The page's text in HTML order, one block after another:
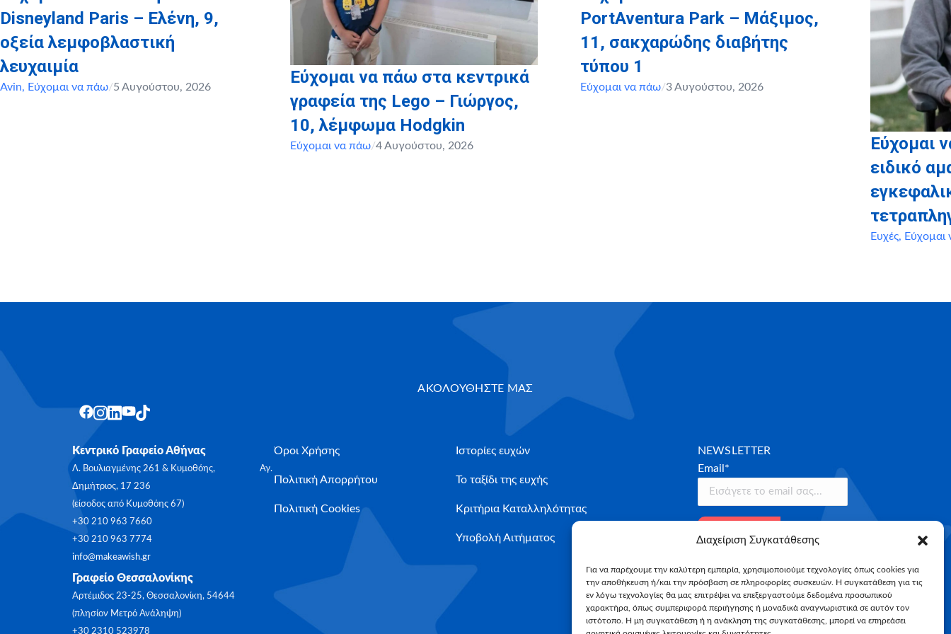
Διαχείριση Συγκατάθεσης
Για να παρέχουμε την καλύτερη εμπειρία, χρησιμοποιούμε τεχνολογίες όπως cookies για
την αποθήκευση ή/και την πρόσβαση σε πληροφορίες συσκευών. Η συγκατάθεση για τις
εν λόγω τεχνολογίες θα μας επιτρέψει να επεξεργαστούμε δεδομένα προσωπικού
χαρακτήρα, όπως συμπεριφορά περιήγησης ή μοναδικά αναγνωριστικά σε αυτόν τον
ιστότοπο. Η μη συγκατάθεση ή η ανάκληση της συγκατάθεσης, μπορεί να επηρεάσει
Disneyland Paris – Ελένη, 9,
οξεία λεμφοβλαστική
λευχαιμία
Avin, Εύχομαι να πάω/5 Αυγούστου, 2026
Εύχομαι να πάω στα κεντρικά
γραφεία της Lego – Γιώργος,
10, λέμφωμα Hodgkin
Εύχομαι να πάω/4 Αυγούστου, 2026
PortAventura Park – Μάξιμος,
11, σακχαρώδης διαβήτης
τύπου 1
Εύχομαι να πάω/3 Αυγούστου, 2026
Εύχομαι
ειδικό
Ευχές,
ΑΚΟΛΟΥΘΗΣΤΕ ΜΑΣ
Κεντρικό Γραφείο Αθήνας
Λ. Βουλιαγμένης 261 & Κυμοθόης, Αγ.
Δημήτριος, 17 236
(είσοδος από Κυμοθόης 67)
+30 210 963 7660
+30 210 963 7774
info@makeawish.gr
Γραφείο Θεσσαλονίκης
Αρτέμιδος 23-25, Θεσσαλονίκη, 54644
(πλησίον Μετρό Ανάληψη)
+30 2310 523978
Όροι Χρήσης
Πολιτική Απορρήτου
Πολιτική Cookies
Ιστορίες ευχών
Το ταξίδι της ευχής
Κριτήρια Καταλληλότητας
Υποβολή Αιτήματος
NEWSLETTER
Email*